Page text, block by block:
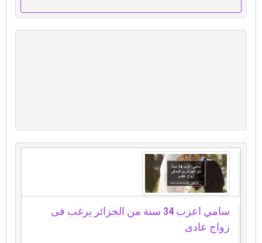
سامي اعزب 34 سنة من الجزائر يرغب فى
زواج عادى